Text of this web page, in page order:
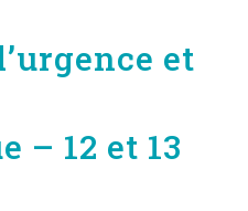
et
– 12 et 13